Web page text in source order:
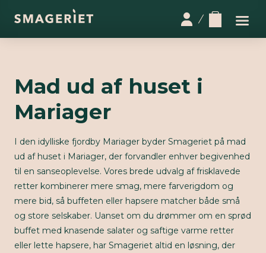
Mad ud af huset i
Mariager
I den idylliske fjordby Mariager byder Smageriet på mad
ud af huset i Mariager, der forvandler enhver begivenhed
til en sanseoplevelse. Vores brede udvalg af frisklavede
retter kombinerer mere smag, mere farverigdom og
mere bid, så buffeten eller hapsere matcher både små
og store selskaber. Uanset om du drømmer om en sprød
buffet med knasende salater og saftige varme retter
eller lette hapsere, har Smageriet altid en løsning, der